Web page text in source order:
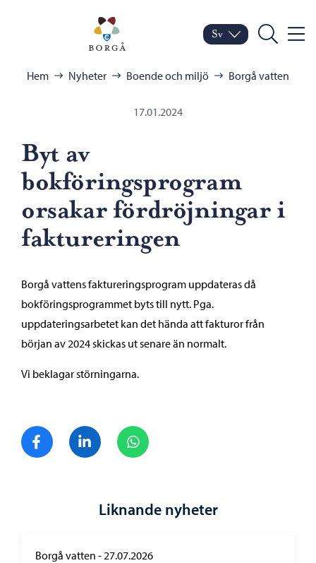
Porvoo – Gå till
Byt språk
Nuvarande språk:
Sv
Sök Meny
Bläddra:
Hem Nyheter Boende och miljö Borgå vatten
17.01.2024
Byt av
bokföringsprogram
orsakar fördröjningar i
faktureringen
Borgå vattens faktureringsprogram uppdateras då
bokföringsprogrammet byts till nytt. Pga.
uppdateringsarbetet kan det hända att fakturor från
början av 2024 skickas ut senare än normalt.
Vi beklagar störningarna.
Dela på FacebookDela på LinkedIn
Liknande nyheter
Borgå vatten -27.07.2026